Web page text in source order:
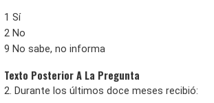
1 Sí
2 No
9 No sabe, no informa
Texto Posterior A La Pregunta
2. Durante los últimos doce meses recibió: